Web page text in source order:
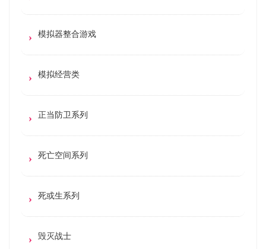
模拟器整合游戏
模拟经营类
正当防卫系列
死亡空间系列
死或生系列
毁灭战士